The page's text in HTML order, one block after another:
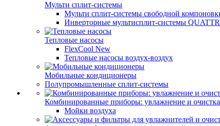
Мульти сплит-системы
Мульти сплит-системы свободной
Инверторные мультисплит-системы
Тепловые насосы
FlexCool New
Тепловые насосы воздух-воздух
Мобильные кондиционеры
Полупромышленные сплит-системы
Комбинированные приборы: увлажнение и очистка
Мойки воздуха